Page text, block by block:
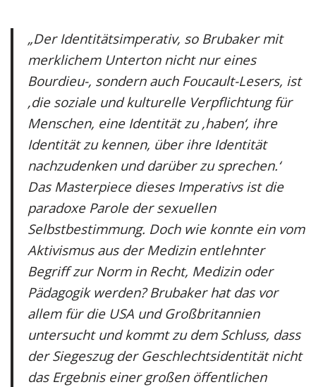
„Der Identitätsimperativ, so Brubaker mit
merklichem Unterton nicht nur eines
Bourdieu-, sondern auch Foucault-Lesers, ist
‚die soziale und kulturelle Verpflichtung für
Menschen, eine Identität zu ‚haben‘, ihre
Identität zu kennen, über ihre Identität
nachzudenken und darüber zu sprechen.‘
Das Masterpiece dieses Imperativs ist die
paradoxe Parole der sexuellen
Selbstbestimmung. Doch wie konnte ein vom
Aktivismus aus der Medizin entlehnter
Begriff zur Norm in Recht, Medizin oder
Pädagogik werden? Brubaker hat das vor
allem für die USA und Großbritannien
untersucht und kommt zu dem Schluss, dass
der Siegeszug der Geschlechtsidentität nicht
das Ergebnis einer großen öffentlichen